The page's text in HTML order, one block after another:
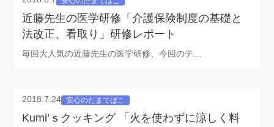
近藤先生の医学研修「介護保険制度の基礎と
法改正、看取り」研修レポート
毎回大人気の近藤先生の医学研修、今回のテ…
2018.7.24 安心のたまてばこ
Kumi’ｓクッキング 「火を使わずに涼しく料